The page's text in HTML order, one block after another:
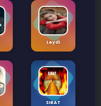
🎤
Leydi
SIRAT